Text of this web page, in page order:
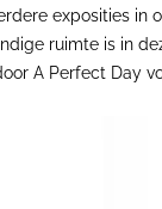
exposities in
ruimte is in
A Perfect Day